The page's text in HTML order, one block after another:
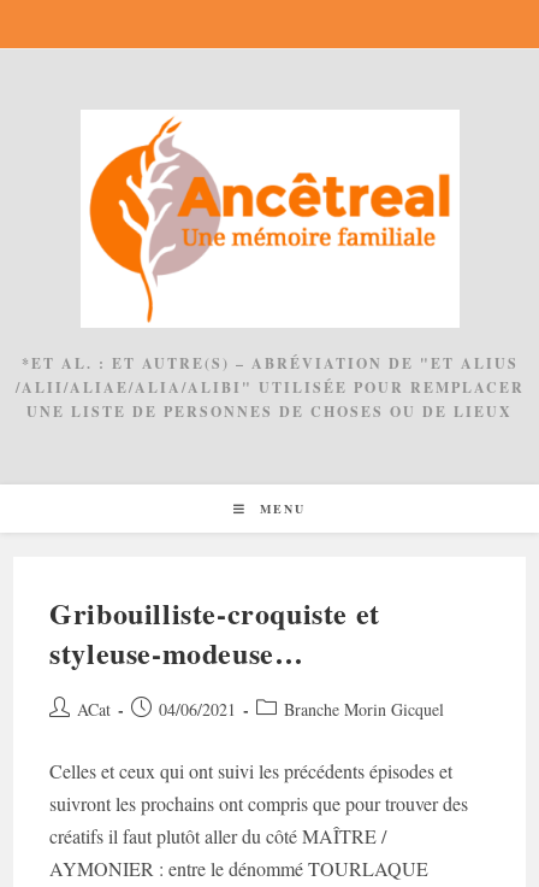
*ET AL. : ET AUTRE(S) – ABRÉVIATION DE "ET ALIUS
/ALII/ALIAE/ALIA/ALIBI" UTILISÉE POUR REMPLACER
UNE LISTE DE PERSONNES DE CHOSES OU DE LIEUX
MENU
Gribouilliste-croquiste et
styleuse-modeuse…
Auteur/autrice
publication :
ACat
Post04/06/2021
PostBranche Morin Gicquel
Celles et ceux qui ont suivi les précédents épisodes et
suivront les prochains ont compris que pour trouver des
créatifs il faut plutôt aller du côté MAÎTRE /
AYMONIER : entre le dénommé TOURLAQUE